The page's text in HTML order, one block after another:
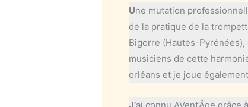
Une mutation
de la pratique de la
Bigorre (Hautes-Pyrénées),
musiciens de cette
orléans et je joue